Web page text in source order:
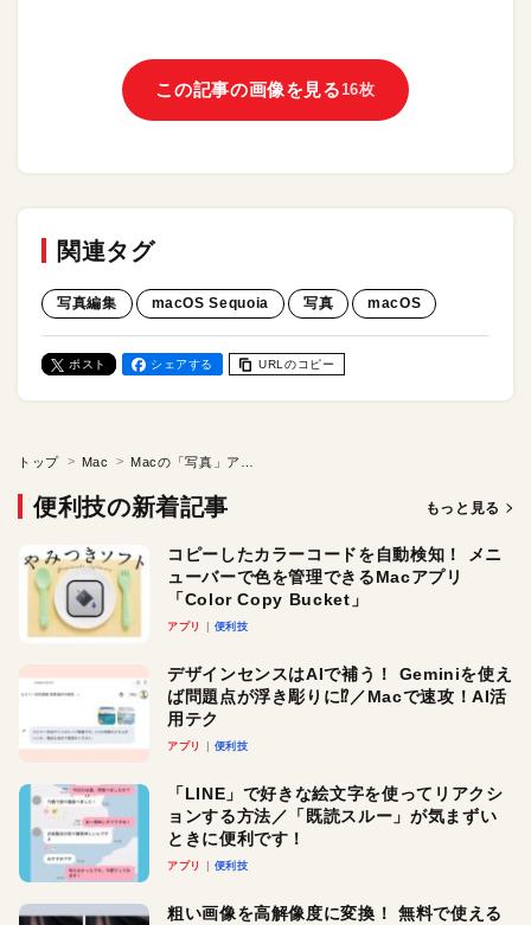
この記事の画像を見る16枚
関連タグ
写真編集 macOS Sequoia 写真 macOS
ポスト シェアする URLのコピー
トップ Mac
便利技の新着記事 もっと見る
コピーしたカラーコードを自動検知！ メニ
ューバーで色を管理できるMacアプリ
「Color Copy Bucket」
アプリ 便利技
デザインセンスはAIで補う！ Geminiを使え
ば問題点が浮き彫りに⁉︎／Macで速攻！AI活
用テク
アプリ 便利技
「LINE」で好きな絵文字を使ってリアクシ
ョンする方法／「既読スルー」が気まずい
ときに便利です！
アプリ 便利技
粗い画像を高解像度に変換！ 無料で使える